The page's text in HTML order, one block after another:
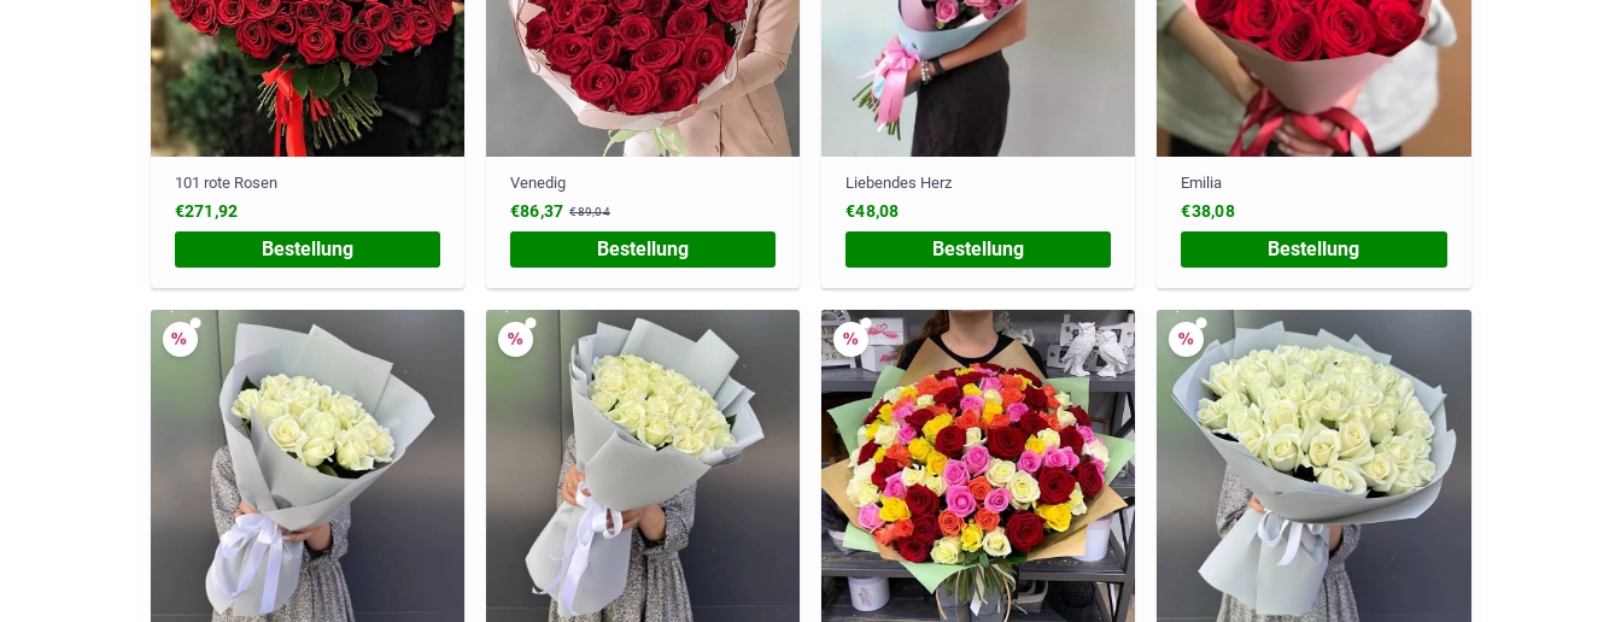
101 rote Rosen
€271,92
Bestellung
Venedig
€86,37 €89,04
Bestellung
Liebendes Herz
€48,08
Bestellung
Emilia
€38,08
Bestellung